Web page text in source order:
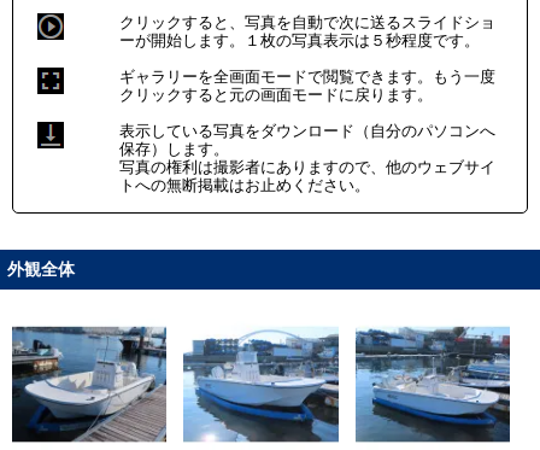
クリックすると、写真を自動で次に送るスライドショ
ーが開始します。１枚の写真表示は５秒程度です。
ギャラリーを全画面モードで閲覧できます。もう一度
クリックすると元の画面モードに戻ります。
表示している写真をダウンロード（自分のパソコンへ
保存）します。
写真の権利は撮影者にありますので、他のウェブサイ
トへの無断掲載はお止めください。
外観全体